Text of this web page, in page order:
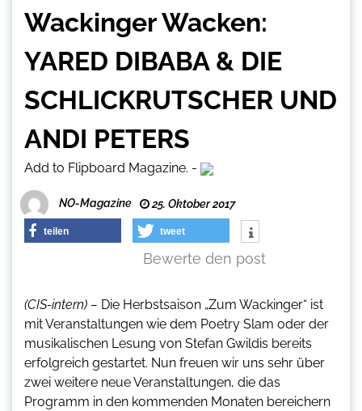
Wackinger Wacken:
YARED DIBABA & DIE
SCHLICKRUTSCHER UND
ANDI PETERS
Add to Flipboard Magazine. -
NO-Magazine 25. Oktober 2017
teilen tweet
Bewerte den post
(CIS-intern) – Die Herbstsaison „Zum Wackinger“ ist
mit Veranstaltungen wie dem Poetry Slam oder der
musikalischen Lesung von Stefan Gwildis bereits
erfolgreich gestartet. Nun freuen wir uns sehr über
zwei weitere neue Veranstaltungen, die das
Programm in den kommenden Monaten bereichern